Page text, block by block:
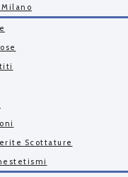
Scottature